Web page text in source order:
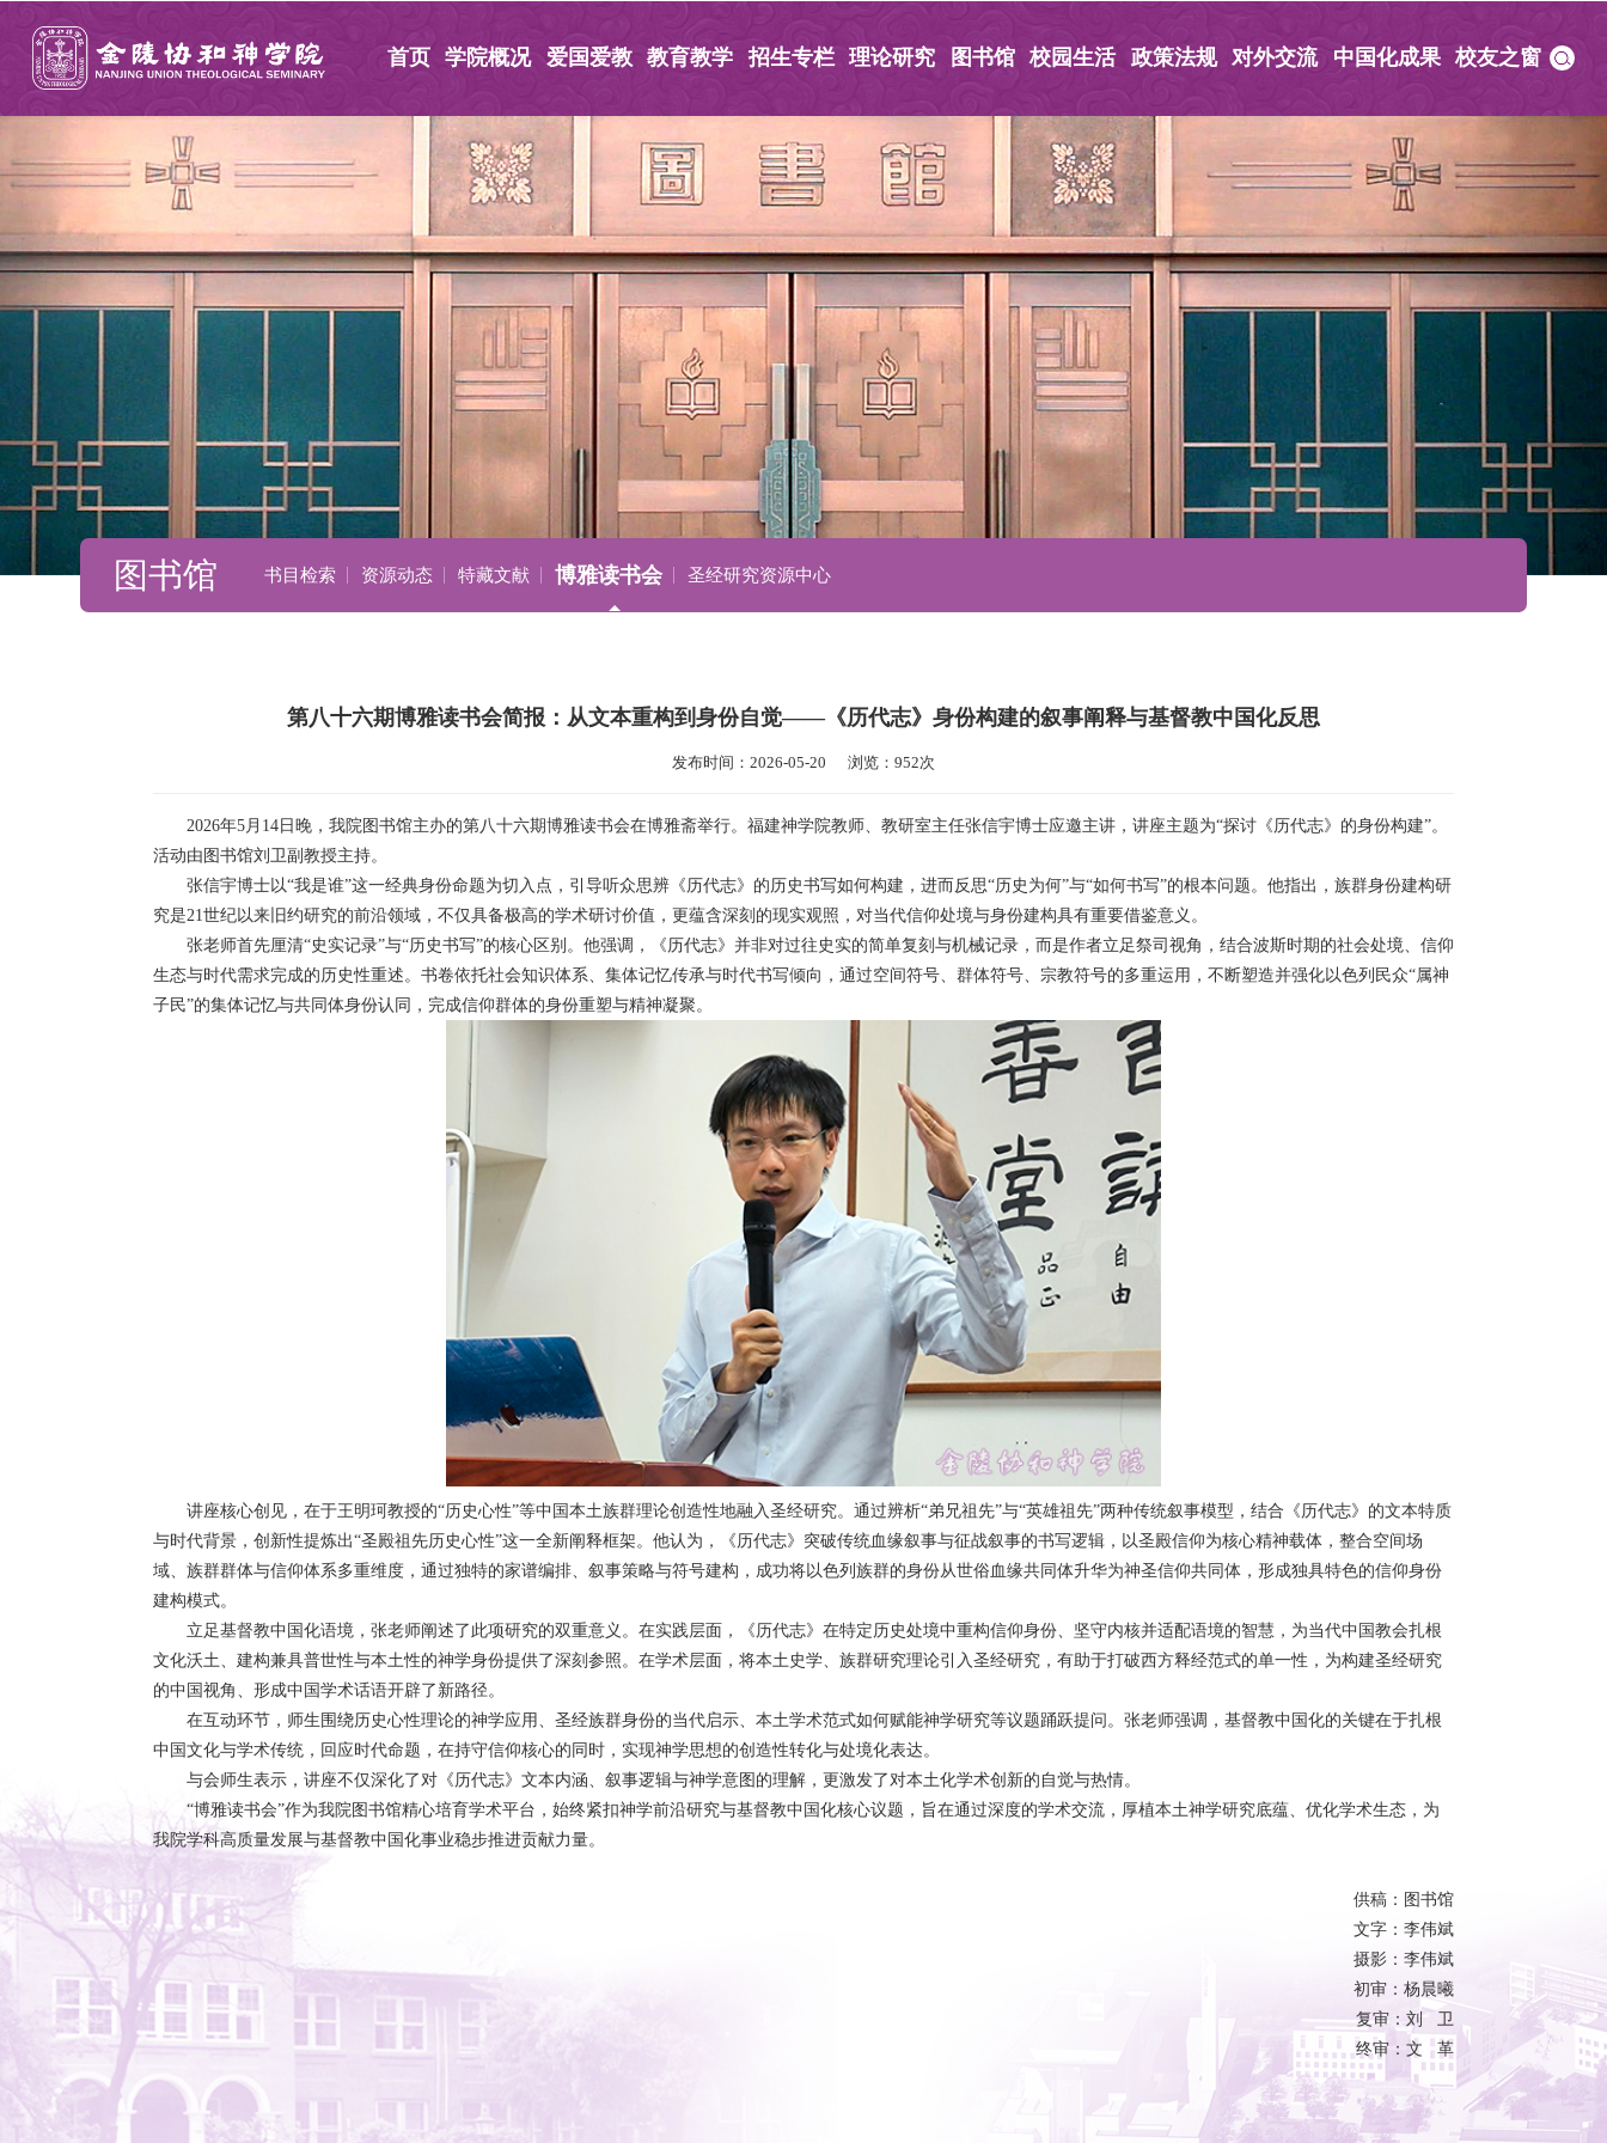
首页 学院概况 爱国爱教 教育教学 招生专栏 理论研究 图书馆 校园生活 政策法规 对外交流 中国化成果 校友之窗
图书馆 书目检索 资源动态 特藏文献 博雅读书会 圣经研究资源中心
第八十六期博雅读书会简报：从文本重构到身份自觉——《历代志》身份构建的叙事阐释与基督教中国化反思
发布时间：2026-05-20      浏览：952次
2026年5月14日晚，我院图书馆主办的第八十六期博雅读书会在博雅斋举行。福建神学院教师、教研室主任张信宇博士应邀主讲，讲座主题为“探讨《历代志》的身份构建”。
活动由图书馆刘卫副教授主持。
张信宇博士以“我是谁”这一经典身份命题为切入点，引导听众思辨《历代志》的历史书写如何构建，进而反思“历史为何”与“如何书写”的根本问题。他指出，族群身份建构研
究是21世纪以来旧约研究的前沿领域，不仅具备极高的学术研讨价值，更蕴含深刻的现实观照，对当代信仰处境与身份建构具有重要借鉴意义。
张老师首先厘清“史实记录”与“历史书写”的核心区别。他强调，《历代志》并非对过往史实的简单复刻与机械记录，而是作者立足祭司视角，结合波斯时期的社会处境、信仰
生态与时代需求完成的历史性重述。书卷依托社会知识体系、集体记忆传承与时代书写倾向，通过空间符号、群体符号、宗教符号的多重运用，不断塑造并强化以色列民众“属神
子民”的集体记忆与共同体身份认同，完成信仰群体的身份重塑与精神凝聚。
讲座核心创见，在于王明珂教授的“历史心性”等中国本土族群理论创造性地融入圣经研究。通过辨析“弟兄祖先”与“英雄祖先”两种传统叙事模型，结合《历代志》的文本特质
与时代背景，创新性提炼出“圣殿祖先历史心性”这一全新阐释框架。他认为，《历代志》突破传统血缘叙事与征战叙事的书写逻辑，以圣殿信仰为核心精神载体，整合空间场
域、族群群体与信仰体系多重维度，通过独特的家谱编排、叙事策略与符号建构，成功将以色列族群的身份从世俗血缘共同体升华为神圣信仰共同体，形成独具特色的信仰身份
建构模式。
立足基督教中国化语境，张老师阐述了此项研究的双重意义。在实践层面，《历代志》在特定历史处境中重构信仰身份、坚守内核并适配语境的智慧，为当代中国教会扎根
文化沃土、建构兼具普世性与本土性的神学身份提供了深刻参照。在学术层面，将本土史学、族群研究理论引入圣经研究，有助于打破西方释经范式的单一性，为构建圣经研究
的中国视角、形成中国学术话语开辟了新路径。
在互动环节，师生围绕历史心性理论的神学应用、圣经族群身份的当代启示、本土学术范式如何赋能神学研究等议题踊跃提问。张老师强调，基督教中国化的关键在于扎根
中国文化与学术传统，回应时代命题，在持守信仰核心的同时，实现神学思想的创造性转化与处境化表达。
与会师生表示，讲座不仅深化了对《历代志》文本内涵、叙事逻辑与神学意图的理解，更激发了对本土化学术创新的自觉与热情。
“博雅读书会”作为我院图书馆精心培育学术平台，始终紧扣神学前沿研究与基督教中国化核心议题，旨在通过深度的学术交流，厚植本土神学研究底蕴、优化学术生态，为
我院学科高质量发展与基督教中国化事业稳步推进贡献力量。
供稿：图书馆
文字：李伟斌
摄影：李伟斌
初审：杨晨曦
复审：刘 卫
终审：文 革